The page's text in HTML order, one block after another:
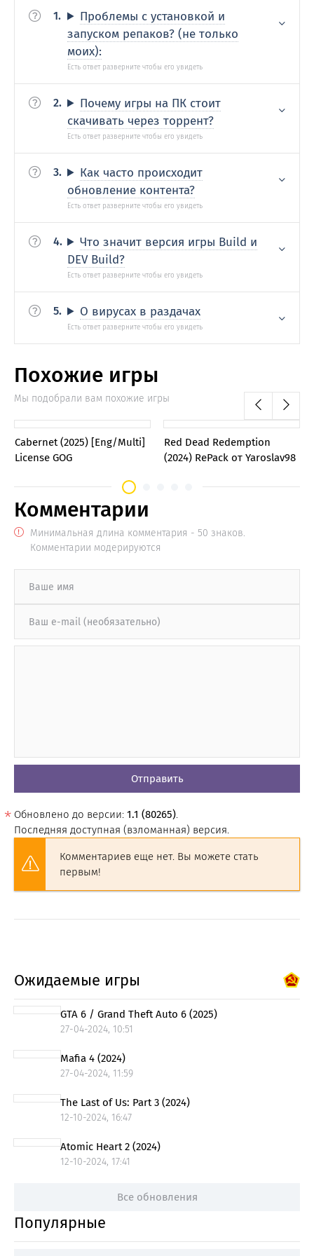
Проблемы с установкой и
запуском репаков? (не только
моих):
Почему игры на ПК стоит
скачивать через торрент?
Как часто происходит
обновление контента?
Что значит версия игры Build и
DEV Build?
О вирусах в раздачах
Похожие игры
Мы подобрали вам похожие игры
Cabernet (2025) [Eng/Multi]
License GOG
Red Dead Redemption
(2024) RePack от Yaroslav98
Комментарии
Минимальная длина комментария - 50 знаков.
Комментарии модерируются
Отправить
Обновлено до версии: 1.1 (80265).
Последняя доступная (взломанная) версия.
Комментариев еще нет. Вы можете стать
первым!
Ожидаемые игры
GTA 6 / Grand Theft Auto 6 (2025)
27-04-2024, 10:51
Mafia 4 (2024)
27-04-2024, 11:59
The Last of Us: Part 3 (2024)
12-10-2024, 16:47
Atomic Heart 2 (2024)
12-10-2024, 17:41
Все обновления
Популярные